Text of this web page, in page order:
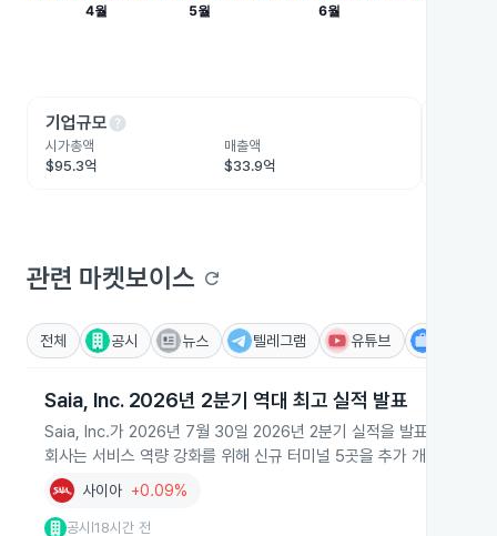
기업규모help
시가총액
$95.3억
매출액
$33.9억
관련 마켓보이스 refresh
전체 공시 뉴스 텔레그램 유튜브
Saia, Inc. 2026년 2분기 역대 최고 실적 발표
Saia, Inc.가 2026년 7월 30일 2026년 2분기 실적을 발표하며 분기
회사는 서비스 역량 강화를 위해 신규 터미널 5곳을 추가 개설하고
사이아 +0.09%
공시 |18시간 전